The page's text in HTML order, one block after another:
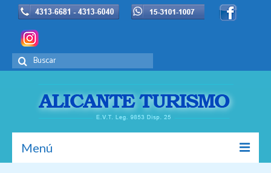
Buscar
por:
Menú